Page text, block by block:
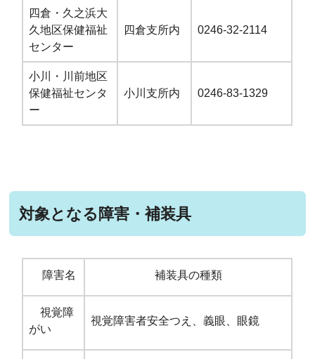
四倉・久之浜大
久地区保健福祉
センター
四倉支所内 0246-32-2114
小川・川前地区
保健福祉センタ
ー
小川支所内 0246-83-1329
対象となる障害・補装具
障害名 補装具の種類
視覚障
がい
視覚障害者安全つえ、義眼、眼鏡